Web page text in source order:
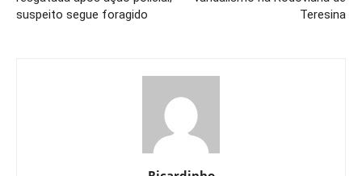
suspeito segue foragido
Teresina